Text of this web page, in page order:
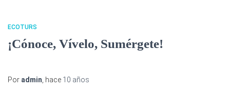
ECOTURS
¡Cónoce, Vívelo, Sumérgete!
Por admin , hace 10 años